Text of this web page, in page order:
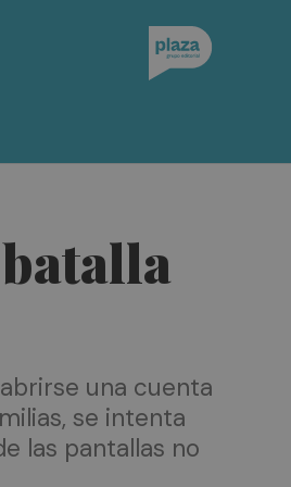
una cuenta
se intenta
las pantallas no